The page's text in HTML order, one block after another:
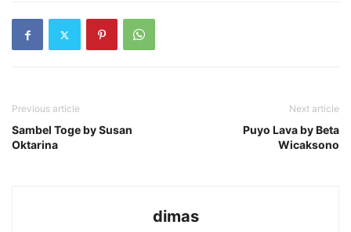
Previous article
Sambel Toge by Susan
Oktarina
Next article
Puyo Lava by Beta
Wicaksono
dimas